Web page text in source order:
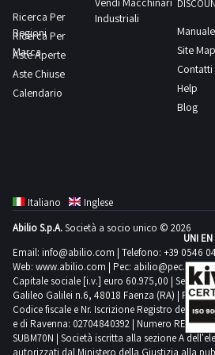
iscritti
in
al
comma
e
12
bis
art.
48
ritiro
per
2
giorniScarica
il
PDF
della
scheda
tecnica
dalla
consiglia
per
delle
attività
di
ritiro
dal
non
un’ispezione
sul
posto.NOTE
PER
RITIRO:-
tempistica
massima
prevista
in
questo
Alcune
quantità
non
corrispondere.
Si
consiglia
un’ispezione
35;-
il
documento
PDF
Lotto
18
dalla
sezione
documentazione
Ricerca Per
Regioni
Ricerca Per
Marca
Aste Aperte
Aste Chiuse
Calendario
Industriali
Manuale
Site Map
Contatti
Help
Blog
Italiano
Inglese
Abilio S.p.A.Società a socio unico © 2026
Email: info@abilio.com | Telefono: +39 0546
Web: www.abilio.com | Pec:
Capitale sociale [i.v.] euro 60.975,00 | Sede
Galileo Galilei n.6, 48018 Faenza (RA) | P.IVA:
Codice fiscale e Nr. Iscrizione Registro delle
e di Ravenna: 02704840392 | Numero REA RA
SUBM70N | Società iscritta alla sezione A
UNI